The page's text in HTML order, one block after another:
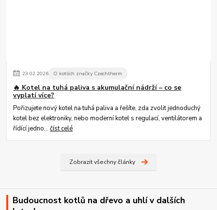
23.02.2026 O kotlích značky Czechtherm
🔥 Kotel na tuhá paliva s akumulační nádrží – co se
vyplatí více?
Pořizujete nový kotel na tuhá paliva a řešíte, zda zvolit jednoduchý
kotel bez elektroniky, nebo moderní kotel s regulací, ventilátorem a
řídící jedno...číst celé
Zobrazit všechny články
Budoucnost kotlů na dřevo a uhlí v dalších